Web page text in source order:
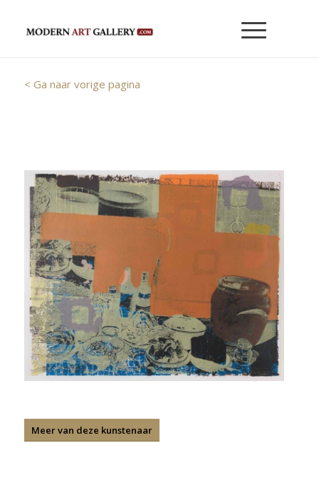
< Ga naar vorige pagina
Meer van deze kunstenaar